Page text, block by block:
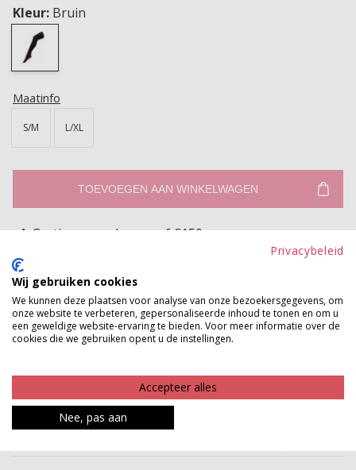
Kleur: Bruin
Maatinfo
S/M L/XL
TOEVOEGEN AAN WINKELWAGEN
Gratis verzenden vanaf €150,-
Bekijk voorraad winkel
Deze klassieke panty is een onmisbare aanvulling op je
zorgen voor een perfecte uitstraling bij elke outfit.
Product kenmerken
Privacybeleid
Wij gebruiken cookies
We kunnen deze plaatsen voor analyse van onze bezoekersgegevens, om
onze website te verbeteren, gepersonaliseerde inhoud te tonen en om u
een geweldige website-ervaring te bieden. Voor meer informatie over de
cookies die we gebruiken opent u de instellingen.
Accepteer alles
Nee, pas aan